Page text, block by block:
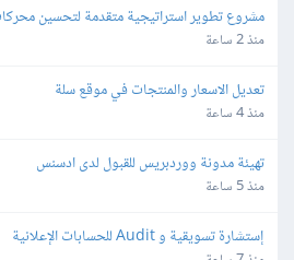
(Indexing)منذ 2 ساعة
تعديل الاسعار والمنتجات في موقع سلة
منذ 4 ساعة
تهيئة مدونة ووردبريس للقبول لدى ادسنس
منذ 5 ساعة
إستشارة تسويقية و Audit للحسابات الإعلانية